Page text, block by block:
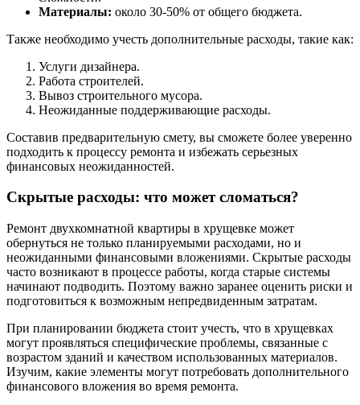
Материалы: около 30-50% от общего бюджета.
Также необходимо учесть дополнительные расходы, такие как:
Услуги дизайнера.
Работа строителей.
Вывоз строительного мусора.
Неожиданные поддерживающие расходы.
Составив предварительную смету, вы сможете более уверенно
подходить к процессу ремонта и избежать серьезных
финансовых неожиданностей.
Скрытые расходы: что может сломаться?
Ремонт двухкомнатной квартиры в хрущевке может
обернуться не только планируемыми расходами, но и
неожиданными финансовыми вложениями. Скрытые расходы
часто возникают в процессе работы, когда старые системы
начинают подводить. Поэтому важно заранее оценить риски и
подготовиться к возможным непредвиденным затратам.
При планировании бюджета стоит учесть, что в хрущевках
могут проявляться специфические проблемы, связанные с
возрастом зданий и качеством использованных материалов.
Изучим, какие элементы могут потребовать дополнительного
финансового вложения во время ремонта.